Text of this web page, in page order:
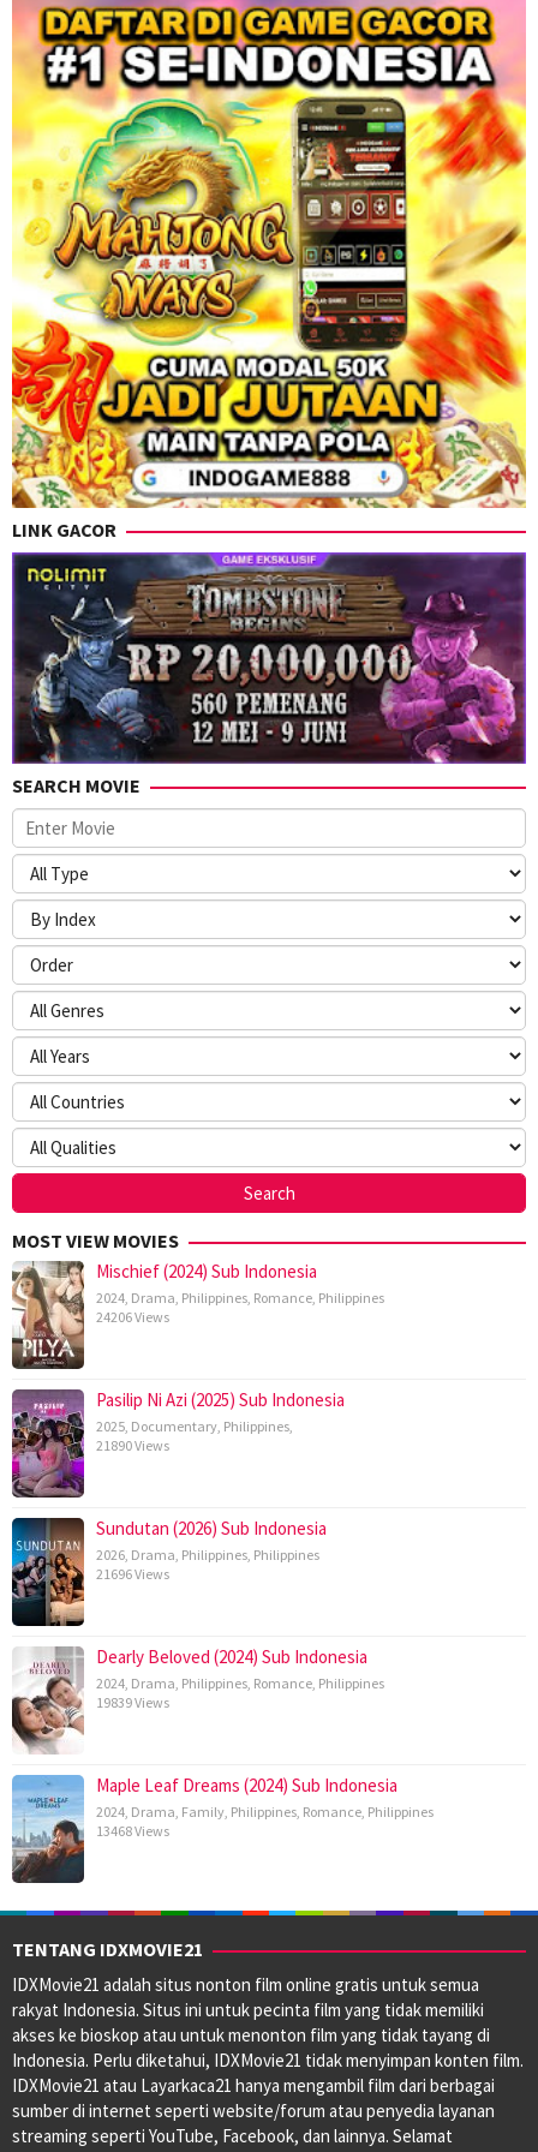
LINK GACOR
SEARCH MOVIE
MOST VIEW MOVIES
Mischief (2024) Sub Indonesia
2024 Drama Philippines Romance Philippines
24206 Views
Pasilip Ni Azi (2025) Sub Indonesia
2025 Documentary Philippines
21890 Views
Sundutan (2026) Sub Indonesia
2026 Drama Philippines Philippines
21696 Views
Dearly Beloved (2024) Sub Indonesia
2024 Drama Philippines Romance Philippines
19839 Views
Maple Leaf Dreams (2024) Sub Indonesia
2024 Drama Family Philippines Romance Philippines
13468 Views
TENTANG IDXMOVIE21
IDXMovie21 adalah situs nonton film online gratis untuk semua
rakyat Indonesia. Situs ini untuk pecinta film yang tidak memiliki
akses ke bioskop atau untuk menonton film yang tidak tayang di
Indonesia. Perlu diketahui, IDXMovie21 tidak menyimpan konten film.
IDXMovie21 atau Layarkaca21 hanya mengambil film dari berbagai
sumber di internet seperti website/forum atau penyedia layanan
streaming seperti YouTube, Facebook, dan lainnya. Selamat